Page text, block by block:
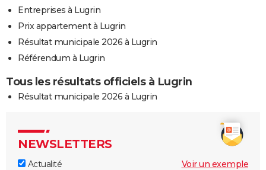
Entreprises à Lugrin
Prix appartement à Lugrin
Résultat municipale 2026 à Lugrin
Référendum à Lugrin
Tous les résultats officiels à Lugrin
Résultat municipale 2026 à Lugrin
NEWSLETTERS
Actualité
Voir un exemple